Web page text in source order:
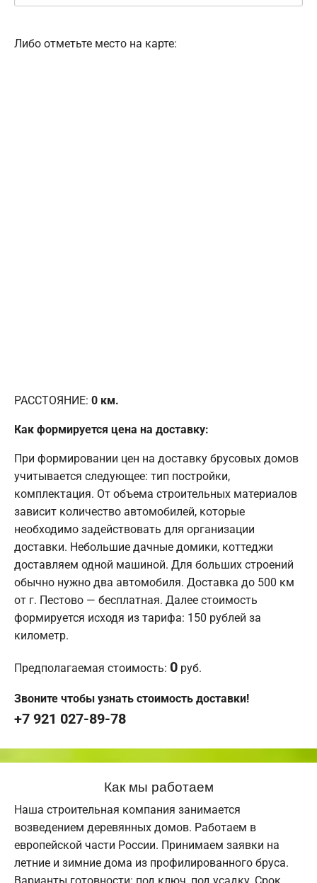
Либо отметьте место на карте:
РАССТОЯНИЕ: 0 км.
Как формируется цена на доставку:
При формировании цен на доставку брусовых домов
учитывается следующее: тип постройки,
комплектация. От объема строительных материалов
зависит количество автомобилей, которые
необходимо задействовать для организации
доставки. Небольшие дачные домики, коттеджи
доставляем одной машиной. Для больших строений
обычно нужно два автомобиля. Доставка до 500 км
от г. Пестово — бесплатная. Далее стоимость
формируется исходя из тарифа: 150 рублей за
километр.
Предполагаемая стоимость: 0 руб.
Звоните чтобы узнать стоимость доставки!
+7 921 027-89-78
Как мы работаем
Наша строительная компания занимается
возведением деревянных домов. Работаем в
европейской части России. Принимаем заявки на
летние и зимние дома из профилированного бруса.